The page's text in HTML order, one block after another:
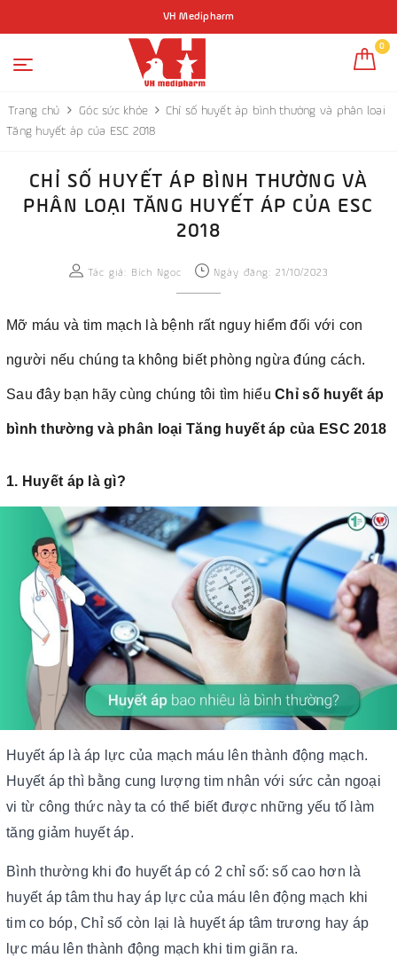
VH Medipharm
0
Trang chủ Góc sức khỏe
Chỉ số huyết áp bình thường và phân loại
Tăng huyết áp của ESC 2018
CHỈ SỐ HUYẾT ÁP BÌNH THƯỜNG VÀ
PHÂN LOẠI TĂNG HUYẾT ÁP CỦA ESC
2018
Tác giả: Bích Ngọc Ngày đăng: 21/10/2023
Mỡ máu và tim mạch là bệnh rất nguy hiểm đối với con
người nếu chúng ta không biết phòng ngừa đúng cách.
Sau đây bạn hãy cùng chúng tôi tìm hiểu Chỉ số huyết áp
bình thường và phân loại Tăng huyết áp của ESC 2018
1. Huyết áp là gì?
Huyết áp là áp lực của mạch máu lên thành động mạch.
Huyết áp thì bằng cung lượng tim nhân với sức cản ngoại
vi từ công thức này ta có thể biết được những yếu tố làm
tăng giảm huyết áp.
Bình thường khi đo huyết áp có 2 chỉ số: số cao hơn là
huyết áp tâm thu hay áp lực của máu lên động mạch khi
tim co bóp, Chỉ số còn lại là huyết áp tâm trương hay áp
lực máu lên thành động mạch khi tim giãn ra.